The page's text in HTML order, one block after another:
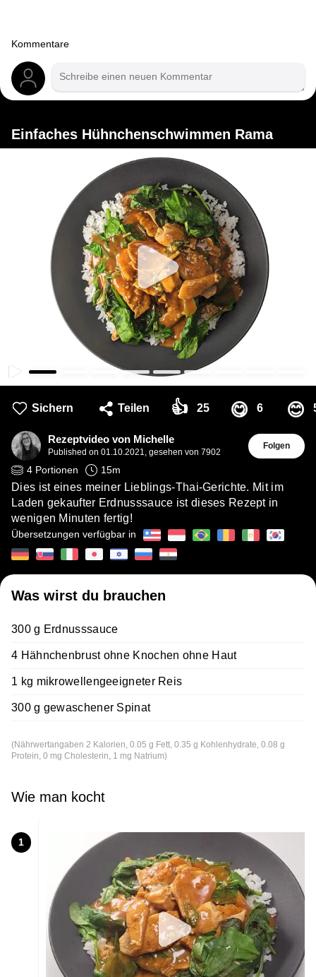
Kommentare
Einfaches Hühnchenschwimmen Rama
Sichern Teilen 👍 25 😋 6 😊
Rezeptvideo von Michelle
Published on 01.10.2021, gesehen von 7902
Folgen
4 Portionen 15m
Dies ist eines meiner Lieblings-Thai-Gerichte. Mit im
Laden gekaufter Erdnusssauce ist dieses Rezept in
wenigen Minuten fertig!
Übersetzungen verfügbar in
Was wirst du brauchen
300 g Erdnusssauce
4 Hähnchenbrust ohne Knochen ohne Haut
1 kg mikrowellengeeigneter Reis
300 g gewaschener Spinat
(Nährwertangaben 2 Kalorien, 0.05 g Fett, 0.35 g Kohlenhydrate, 0.08 g
Protein, 0 mg Cholesterin, 1 mg Natrium)
Wie man kocht
1